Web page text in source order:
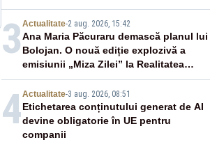
magistraților
3 Actualitate-2 aug. 2026, 15:42
Ana Maria Păcuraru demască planul lui
Bolojan. O nouă ediție explozivă a
emisiunii „Miza Zilei” la Realitatea
PLUS
4Actualitate-3 aug. 2026, 08:51
Etichetarea conținutului generat de AI
devine obligatorie în UE pentru
companii